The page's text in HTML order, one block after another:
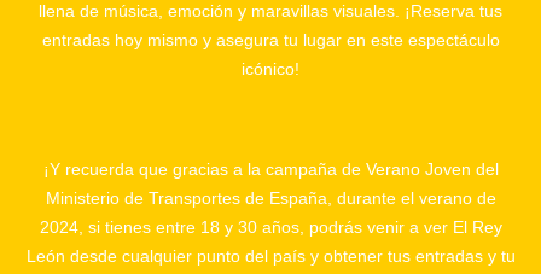
llena de música, emoción y maravillas visuales. ¡Reserva tus
entradas hoy mismo y asegura tu lugar en este espectáculo
icónico!
¡Y recuerda que gracias a la campaña de Verano Joven del
Ministerio de Transportes de España, durante el verano de
2024, si tienes entre 18 y 30 años, podrás venir a ver El Rey
León desde cualquier punto del país y obtener tus entradas y tu